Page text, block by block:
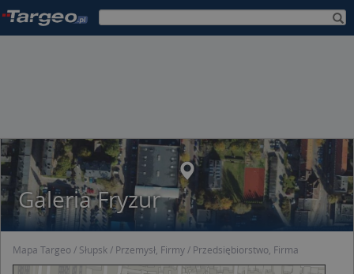
Galeria Fryzur
Mapa Targeo Słupsk Przemysł, Firmy Przedsiębiorstwo, Firma